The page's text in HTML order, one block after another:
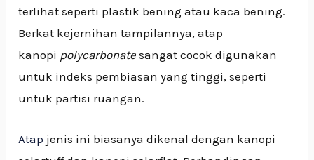
terlihat seperti plastik bening atau kaca bening.
Berkat kejernihan tampilannya, atap
kanopi polycarbonate sangat cocok digunakan
untuk indeks pembiasan yang tinggi, seperti
untuk partisi ruangan.
Atap jenis ini biasanya dikenal dengan kanopi